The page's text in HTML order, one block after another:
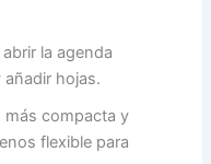
la agenda
hojas.
más compacta y
flexible para